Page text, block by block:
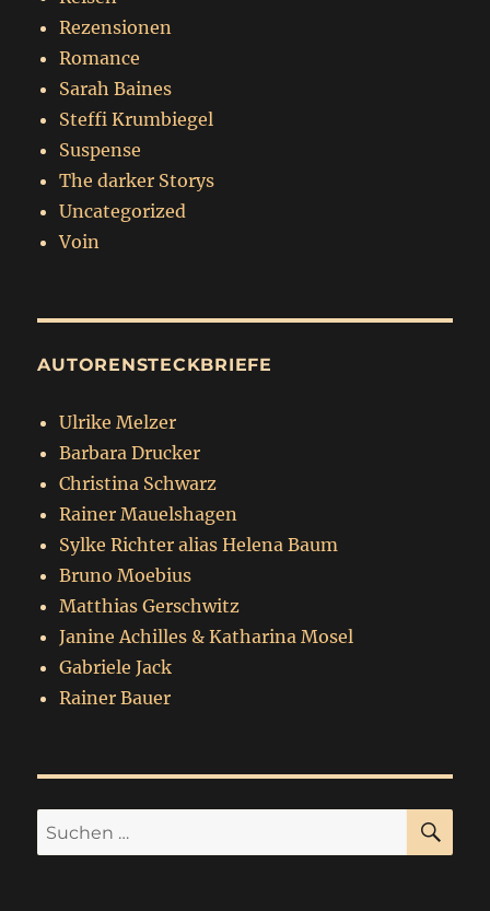
Rezensionen
Romance
Sarah Baines
Steffi Krumbiegel
Suspense
The darker Storys
Uncategorized
Voin
AUTORENSTECKBRIEFE
Ulrike Melzer
Barbara Drucker
Christina Schwarz
Rainer Mauelshagen
Sylke Richter alias Helena Baum
Bruno Moebius
Matthias Gerschwitz
Janine Achilles & Katharina Mosel
Gabriele Jack
Rainer Bauer
Suchen
nach: